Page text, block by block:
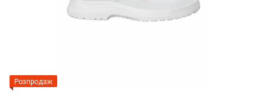
Розпродаж